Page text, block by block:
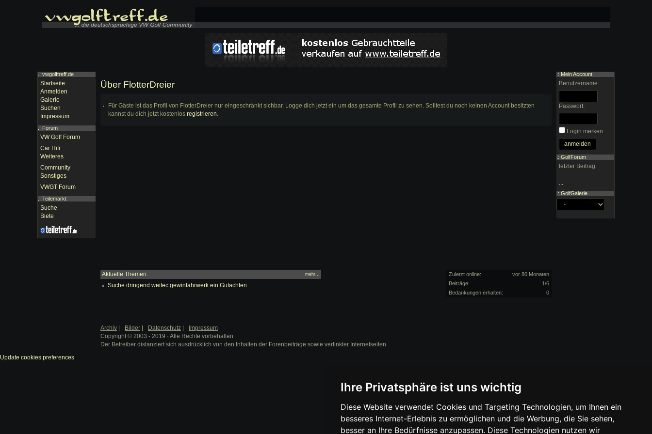
Ihre Privatsphäre ist uns wichtig
Diese Website verwendet Cookies und Targeting Technologien, um Ihnen ein
besseres Internet-Erlebnis zu ermöglichen und die Werbung, die Sie sehen,
besser an Ihre Bedürfnisse anzupassen. Diese Technologien nutzen wir
Über FlotterDreier
Für Gäste ist das Profil von FlotterDreier nur eingeschränkt sichbar. Logge dich jetzt ein um das gesamte Profil zu sehen. Solltest du noch keinen Account besitzten
kannst du dich jetzt kostenlos registrieren
Zuletzt online:
vor 80 Monaten
Beiträge:
1/6
Bedankungen erhalten:
0
Aktuelle Themen: mehr...
Suche dringend weitec gewinfahrwerk ein Gutachten
.: vwgolftreff.de
Startseite
Anmelden
Galerie
Suchen
Impressum
.: Forum
VW Golf Forum
Car Hifi
Weiteres
Community
Sonstiges
VWGT Forum
.: Teilemarkt
Suche
Biete
.: Mein Account
Benutzername:
Passwort:
Login merken
.: GolfForum
letzter Beitrag:
.: GolfGalerie
Archiv | Bilder | Datenschutz |
Impressum
Copyright © 2003 - 2019 · Alle Rechte vorbehalten.
Der Betreiber distanziert sich ausdrücklich von den Inhalten der Forenbeiträge sowie verlinkter Internetseiten.
Update cookies preferences